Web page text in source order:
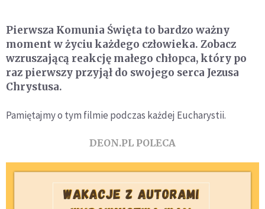
Pierwsza Komunia Święta to bardzo ważny
moment w życiu każdego człowieka. Zobacz
wzruszającą reakcję małego chłopca, który po
raz pierwszy przyjął do swojego serca Jezusa
Chrystusa.
Pamiętajmy o tym filmie podczas każdej Eucharystii.
DEON.PL POLECA